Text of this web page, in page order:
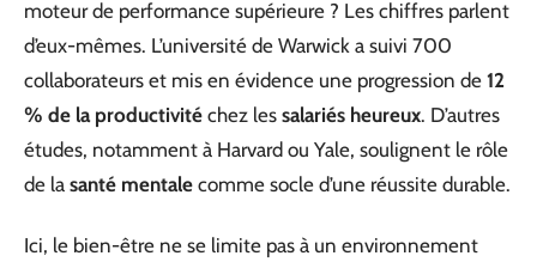
moteur de performance supérieure ? Les chiffres parlent
d’eux-mêmes. L’université de Warwick a suivi 700
collaborateurs et mis en évidence une progression de 12
% de la productivité chez les salariés heureux. D’autres
études, notamment à Harvard ou Yale, soulignent le rôle
de la santé mentale comme socle d’une réussite durable.
Ici, le bien-être ne se limite pas à un environnement